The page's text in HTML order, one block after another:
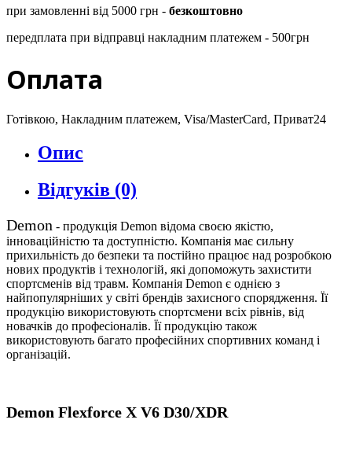
при замовленні від 5000 грн - безкоштовно
передплата при відправці накладним платежем - 500грн
Оплата
Готівкою, Накладним платежем, Visa/MasterCard, Приват24
Опис
Відгуків (0)
Demon - продукція Demon відома своєю якістю,
інноваційністю та доступністю. Компанія має сильну
прихильність до безпеки та постійно працює над розробкою
нових продуктів і технологій, які допоможуть захистити
спортсменів від травм. Компанія Demon є однією з
найпопулярніших у світі брендів захисного спорядження. Її
продукцію використовують спортсмени всіх рівнів, від
новачків до професіоналів. Її продукцію також
використовують багато професійних спортивних команд і
організацій.
Demon Flexforce X V6 D30/XDR